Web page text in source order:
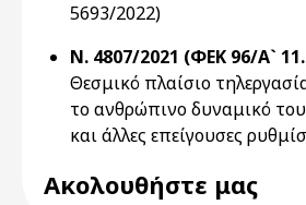
5693/2022)
Ν. 4807/2021 (ΦΕΚ 96/Α`
Θεσμικό πλαίσιο
το ανθρώπινο δυναμικό
και άλλες επείγουσες
Ακολουθήστε μας